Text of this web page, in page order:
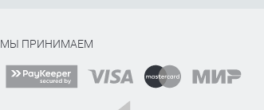
МЫ ПРИНИМАЕМ